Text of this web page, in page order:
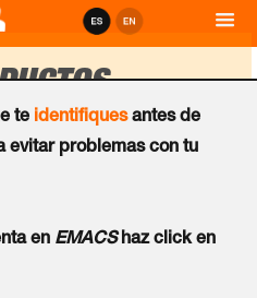
te identifiquesantes de
evitar problemas con tu
en EMACShaz click en